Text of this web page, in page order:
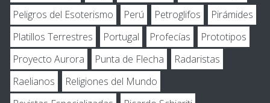
Peligros del Esoterismo
Perú Petroglifos
Pirámides
Platillos Terrestres
Portugal Profecías
Prototipos
Proyecto Aurora
Punta de Flecha
Radaristas
Raelianos
Religiones del Mundo